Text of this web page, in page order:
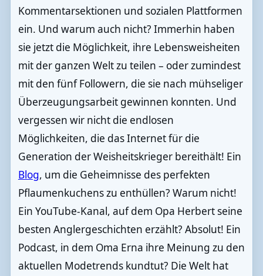
Kommentarsektionen und sozialen Plattformen
ein. Und warum auch nicht? Immerhin haben
sie jetzt die Möglichkeit, ihre Lebensweisheiten
mit der ganzen Welt zu teilen – oder zumindest
mit den fünf Followern, die sie nach mühseliger
Überzeugungsarbeit gewinnen konnten. Und
vergessen wir nicht die endlosen
Möglichkeiten, die das Internet für die
Generation der Weisheitskrieger bereithält! Ein
Blog, um die Geheimnisse des perfekten
Pflaumenkuchens zu enthüllen? Warum nicht!
Ein YouTube-Kanal, auf dem Opa Herbert seine
besten Anglergeschichten erzählt? Absolut! Ein
Podcast, in dem Oma Erna ihre Meinung zu den
aktuellen Modetrends kundtut? Die Welt hat